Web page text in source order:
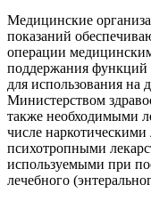
Медицинские
показаний
операции
поддержания функций
для использования
Министерством
также необходимыми
числе
психотропными
используемыми при
лечебного